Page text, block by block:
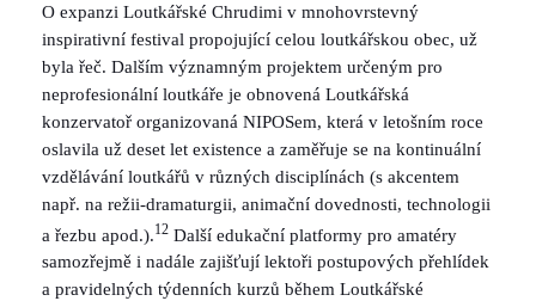
O expanzi Loutkářské Chrudimi v mnohovrstevný
inspirativní festival propojující celou loutkářskou obec, už
byla řeč. Dalším významným projektem určeným pro
neprofesionální loutkáře je obnovená Loutkářská
konzervatoř organizovaná NIPOSem, která v letošním roce
oslavila už deset let existence a zaměřuje se na kontinuální
vzdělávání loutkářů v různých disciplínách (s akcentem
např. na režii-dramaturgii, animační dovednosti, technologii
a řezbu apod.).12Další edukační platformy pro amatéry
samozřejmě i nadále zajišťují lektoři postupových přehlídek
a pravidelných týdenních kurzů během Loutkářské